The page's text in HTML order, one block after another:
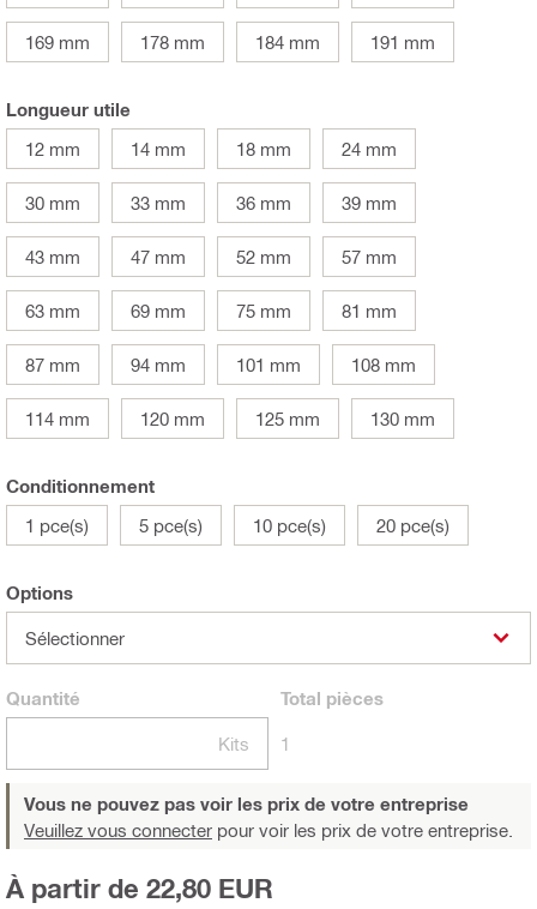
169 mm 178 mm 184 mm 191 mm
Longueur utile
12 mm
14 mm 18 mm 24 mm
30 mm 33 mm 36 mm 39 mm
43 mm 47 mm 52 mm 57 mm
63 mm 69 mm 75 mm 81 mm
87 mm 94 mm 101 mm 108 mm
114 mm 120 mm 125 mm 130 mm
Conditionnement
1 pce(s)
5 pce(s) 10 pce(s) 20 pce(s)
Options
Sélectionner
Quantité
Kits
Total pièces
1
Vous ne pouvez pas voir les prix de votre entreprise
Veuillez vous connecter pour voir les prix de votre entreprise.
À partir de 22,80 EUR